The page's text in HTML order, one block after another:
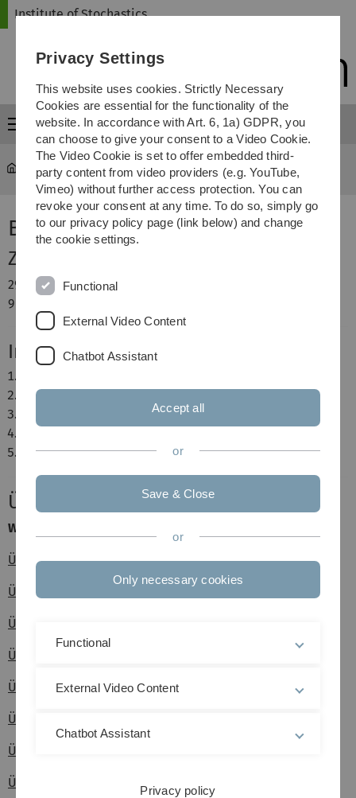
Skip
Skip
Skip
Skip
Institute of Stochastics
Menu
Institute of Stochastics ... Brush Up Stochastik
Brush Up Stochastik
Zeit und Ort
29.09.2015 - 09.10.2015
9 - 12 Uhr, He22 Raum E18
Inhalte
Parameterschätzer
Lineare Regression
Übungsblätter
WS 13/14
Übungsblatt 1
Übungsblatt 2
Übungsblatt 3
Übungsblatt 4
Übungsblatt 5
Übungsblatt 6
Übungsblatt 7
Übungsblatt 8
Privacy Settings
This website uses cookies. Strictly Necessary
Cookies are essential for the functionality of the
website. In accordance with Art. 6, 1a) GDPR, you
can choose to give your consent to a Video Cookie.
The Video Cookie is set to offer embedded third-
party content from video providers (e.g. YouTube,
Vimeo) without further access protection. You can
revoke your consent at any time. To do so, simply go
to our privacy policy page (link below) and change
the cookie settings.
Functional
External Video Content
Chatbot Assistant
Accept all
or
Save & Close
or
Only necessary cookies
Functional
External Video Content
Chatbot Assistant
Privacy policy